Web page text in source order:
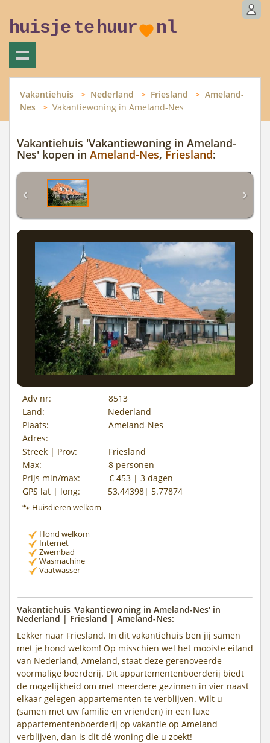
huisje tehuur nl
Vakantiehuis Nederland Friesland
Ameland-
Nes
Vakantiewoning in Ameland-Nes
Vakantiehuis 'Vakantiewoning in Ameland-
Nes' kopen in Ameland-Nes, Friesland:
Adv nr:
8513
Land:
Nederland
Plaats:
Ameland-Nes
Adres:
Streek | Prov:
Friesland
Max:
8 personen
Prijs min/max:
€ 453 | 3 dagen
GPS lat | long:
53.44398| 5.77874
🐾 Huisdieren welkom
Hond welkom
Internet
Zwembad
Wasmachine
Vaatwasser
Vakantiehuis 'Vakantiewoning in Ameland-Nes' in
Nederland | Friesland | Ameland-Nes:
Lekker naar Friesland. In dit vakantiehuis ben jij samen
met je hond welkom! Op misschien wel het mooiste eiland
van Nederland, Ameland, staat deze gerenoveerde
voormalige boerderij. Dit appartementenboerderij biedt
de mogelijkheid om met meerdere gezinnen in vier naast
elkaar gelegen appartementen te verblijven. Wilt u
(samen met uw familie en vrienden) in een luxe
appartementenboerderij op vakantie op Ameland
verblijven, dan is dit dé woning die u zoekt!